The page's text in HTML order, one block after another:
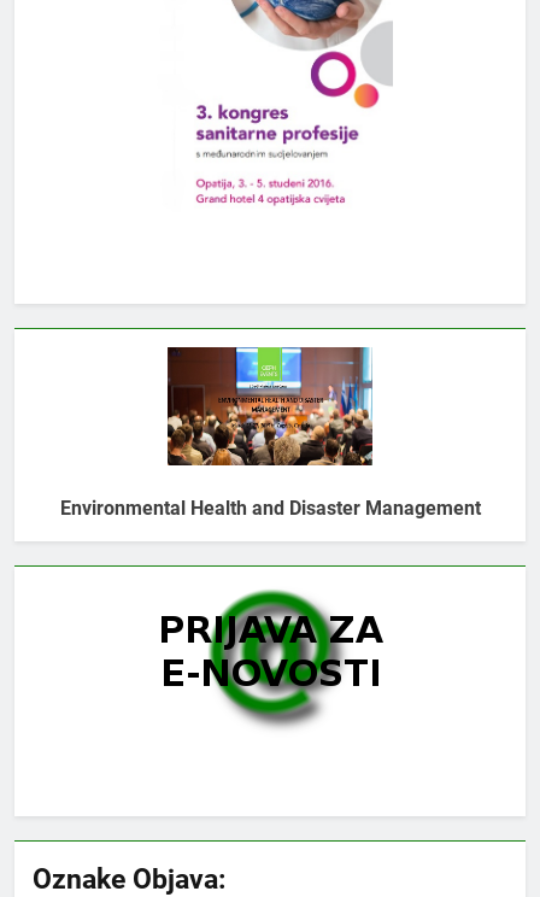
Environmental Health and Disaster Management
Oznake Objava: